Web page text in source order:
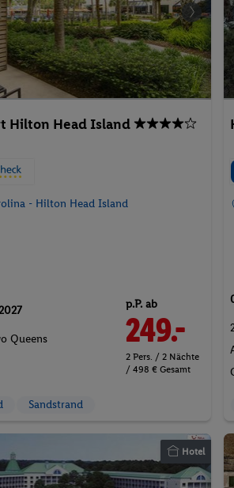
Hilton Head Island
- Hilton Head Island
Queens
p.P. ab
249.-
2 Pers. / 2 Nächte
/ 498 € Gesamt
Sandstrand
Hotel